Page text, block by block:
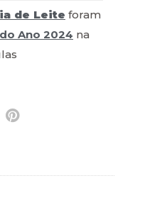
de Leite foram
Ano 2024 na